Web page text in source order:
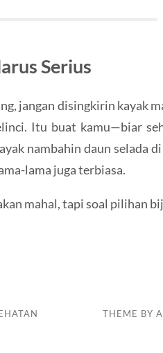
Serius
jangan disingkirin kayak
Itu buat kamu—biar
nambahin daun selada
lama juga terbiasa.
mahal, tapi soal pilihan
THEME BY